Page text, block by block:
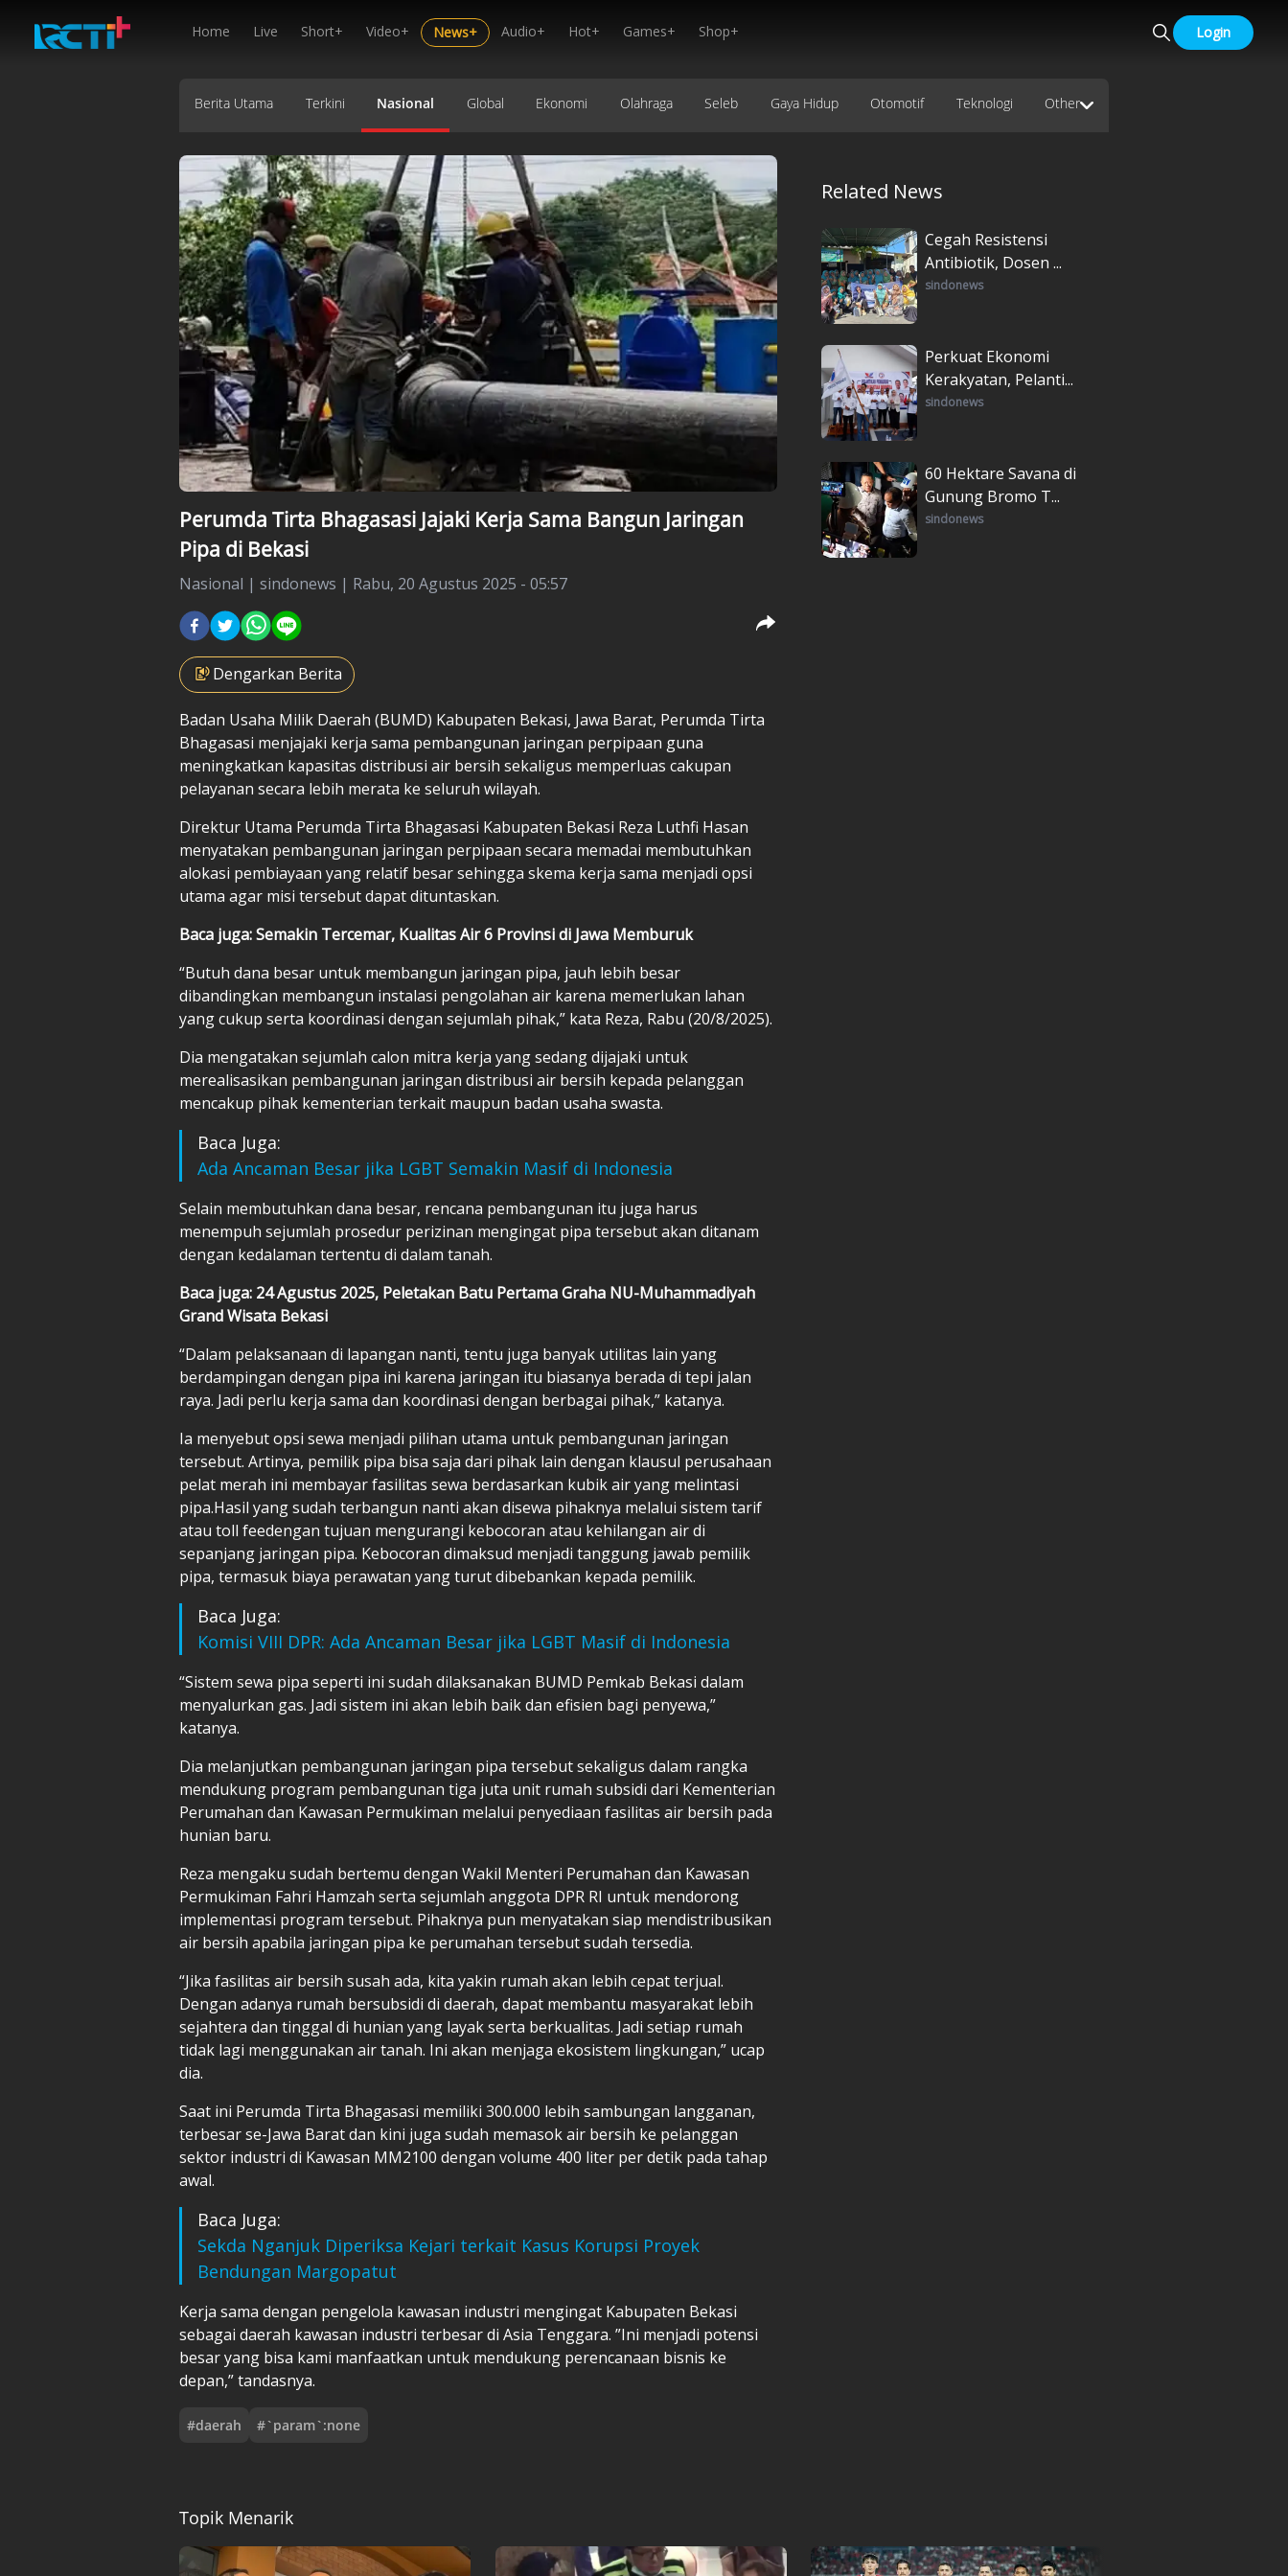
Home Live Short+ Video+ News+ Audio+ Hot+ Games+ Shop+ Login
Berita Utama Terkini Nasional Global Ekonomi Olahraga Seleb Gaya Hidup Otomotif Teknologi Other
Perumda Tirta Bhagasasi Jajaki Kerja Sama Bangun Jaringan
Pipa di Bekasi
Nasional | sindonews | Rabu, 20 Agustus 2025 - 05:57
Dengarkan Berita
Badan Usaha Milik Daerah (BUMD) Kabupaten Bekasi, Jawa Barat, Perumda Tirta
Bhagasasi menjajaki kerja sama pembangunan jaringan perpipaan guna
meningkatkan kapasitas distribusi air bersih sekaligus memperluas cakupan
pelayanan secara lebih merata ke seluruh wilayah.
Direktur Utama Perumda Tirta Bhagasasi Kabupaten Bekasi Reza Luthfi Hasan
menyatakan pembangunan jaringan perpipaan secara memadai membutuhkan
alokasi pembiayaan yang relatif besar sehingga skema kerja sama menjadi opsi
utama agar misi tersebut dapat dituntaskan.
Baca juga: Semakin Tercemar, Kualitas Air 6 Provinsi di Jawa Memburuk
“Butuh dana besar untuk membangun jaringan pipa, jauh lebih besar
dibandingkan membangun instalasi pengolahan air karena memerlukan lahan
yang cukup serta koordinasi dengan sejumlah pihak,” kata Reza, Rabu (20/8/2025).
Dia mengatakan sejumlah calon mitra kerja yang sedang dijajaki untuk
merealisasikan pembangunan jaringan distribusi air bersih kepada pelanggan
mencakup pihak kementerian terkait maupun badan usaha swasta.
Baca Juga:
Ada Ancaman Besar jika LGBT Semakin Masif di Indonesia
Selain membutuhkan dana besar, rencana pembangunan itu juga harus
menempuh sejumlah prosedur perizinan mengingat pipa tersebut akan ditanam
dengan kedalaman tertentu di dalam tanah.
Baca juga: 24 Agustus 2025, Peletakan Batu Pertama Graha NU-Muhammadiyah
Grand Wisata Bekasi
“Dalam pelaksanaan di lapangan nanti, tentu juga banyak utilitas lain yang
berdampingan dengan pipa ini karena jaringan itu biasanya berada di tepi jalan
raya. Jadi perlu kerja sama dan koordinasi dengan berbagai pihak,” katanya.
Ia menyebut opsi sewa menjadi pilihan utama untuk pembangunan jaringan
tersebut. Artinya, pemilik pipa bisa saja dari pihak lain dengan klausul perusahaan
pelat merah ini membayar fasilitas sewa berdasarkan kubik air yang melintasi
pipa.Hasil yang sudah terbangun nanti akan disewa pihaknya melalui sistem tarif
atau toll feedengan tujuan mengurangi kebocoran atau kehilangan air di
sepanjang jaringan pipa. Kebocoran dimaksud menjadi tanggung jawab pemilik
pipa, termasuk biaya perawatan yang turut dibebankan kepada pemilik.
Baca Juga:
Komisi VIII DPR: Ada Ancaman Besar jika LGBT Masif di Indonesia
“Sistem sewa pipa seperti ini sudah dilaksanakan BUMD Pemkab Bekasi dalam
menyalurkan gas. Jadi sistem ini akan lebih baik dan efisien bagi penyewa,”
katanya.
Dia melanjutkan pembangunan jaringan pipa tersebut sekaligus dalam rangka
mendukung program pembangunan tiga juta unit rumah subsidi dari Kementerian
Perumahan dan Kawasan Permukiman melalui penyediaan fasilitas air bersih pada
hunian baru.
Reza mengaku sudah bertemu dengan Wakil Menteri Perumahan dan Kawasan
Permukiman Fahri Hamzah serta sejumlah anggota DPR RI untuk mendorong
implementasi program tersebut. Pihaknya pun menyatakan siap mendistribusikan
air bersih apabila jaringan pipa ke perumahan tersebut sudah tersedia.
“Jika fasilitas air bersih susah ada, kita yakin rumah akan lebih cepat terjual.
Dengan adanya rumah bersubsidi di daerah, dapat membantu masyarakat lebih
sejahtera dan tinggal di hunian yang layak serta berkualitas. Jadi setiap rumah
tidak lagi menggunakan air tanah. Ini akan menjaga ekosistem lingkungan,” ucap
dia.
Saat ini Perumda Tirta Bhagasasi memiliki 300.000 lebih sambungan langganan,
terbesar se-Jawa Barat dan kini juga sudah memasok air bersih ke pelanggan
sektor industri di Kawasan MM2100 dengan volume 400 liter per detik pada tahap
awal.
Baca Juga:
Sekda Nganjuk Diperiksa Kejari terkait Kasus Korupsi Proyek
Bendungan Margopatut
Kerja sama dengan pengelola kawasan industri mengingat Kabupaten Bekasi
sebagai daerah kawasan industri terbesar di Asia Tenggara. ”Ini menjadi potensi
besar yang bisa kami manfaatkan untuk mendukung perencanaan bisnis ke
depan,” tandasnya.
#daerah #`param`:none
Related News
Cegah Resistensi
Antibiotik, Dosen ...
sindonews
Perkuat Ekonomi
Kerakyatan, Pelanti...
sindonews
60 Hektare Savana di
Gunung Bromo T...
sindonews
Topik Menarik